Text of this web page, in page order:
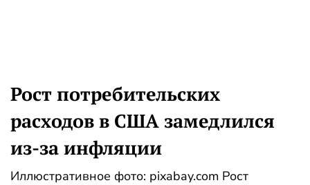
Рост потребительских
расходов в США замедлился
из-за инфляции
Иллюстративное фото: pixabay.com Рост